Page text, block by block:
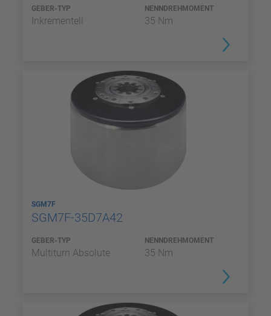
GEBER-TYP
Inkrementell
NENNDREHMOMENT
35 Nm
SGM7F
SGM7F-35D7A42
GEBER-TYP
Multiturn Absolute
NENNDREHMOMENT
35 Nm